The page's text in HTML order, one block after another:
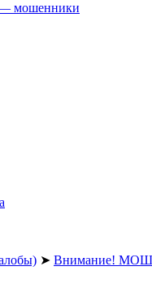
— мошенники
➤ Внимание!